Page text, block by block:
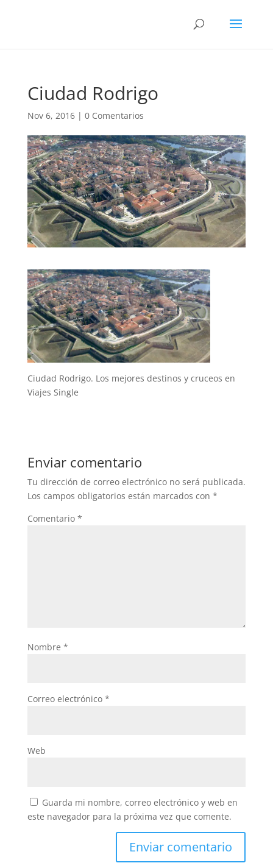
Ciudad Rodrigo
Nov 6, 2016| 0 Comentarios
Ciudad Rodrigo. Los mejores destinos y cruceos en
Viajes Single
Enviar comentario
Tu dirección de correo electrónico no será publicada.
Los campos obligatorios están marcados con *
Comentario *
Nombre *
Correo electrónico *
Web
Guarda mi nombre, correo electrónico y web en
este navegador para la próxima vez que comente.